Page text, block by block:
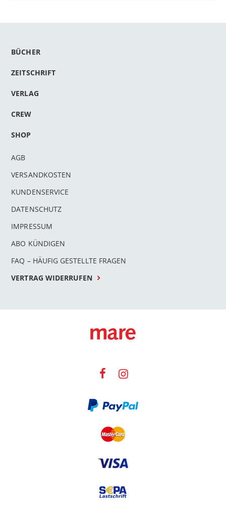
BÜCHER
ZEITSCHRIFT
VERLAG
CREW
SHOP
AGB
VERSANDKOSTEN
KUNDENSERVICE
DATENSCHUTZ
IMPRESSUM
ABO KÜNDIGEN
FAQ – HÄUFIG GESTELLTE FRAGEN
VERTRAG WIDERRUFEN